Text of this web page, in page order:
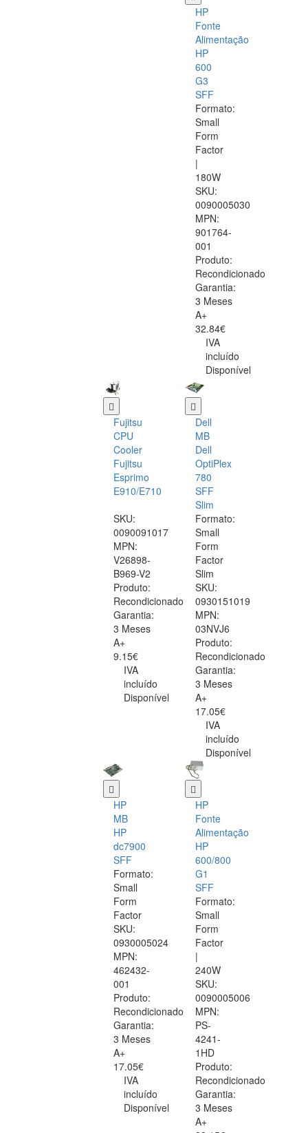
HP
Fonte
Alimentação
HP
600
G3
SFF
Formato:
Small
Form
Factor
|
180W
SKU:
0090005030
MPN:
901764-
001
Produto:
Recondicionado
Garantia:
3 Meses
A+
32.84€
IVA
incluído
Disponível
Fujitsu
CPU
Cooler
Fujitsu
Esprimo
E910/E710
SKU:
0090091017
MPN:
V26898-
B969-V2
Produto:
Recondicionado
Garantia:
3 Meses
A+
9.15€
IVA
incluído
Disponível
Dell
MB
Dell
OptiPlex
780
SFF
Slim
Formato:
Small
Form
Factor
Slim
SKU:
0930151019
MPN:
03NVJ6
Produto:
Recondicionado
Garantia:
3 Meses
A+
17.05€
IVA
incluído
Disponível
HP
MB
HP
dc7900
SFF
Formato:
Small
Form
Factor
SKU:
0930005024
MPN:
462432-
001
Produto:
Recondicionado
Garantia:
3 Meses
A+
17.05€
IVA
incluído
Disponível
HP
Fonte
Alimentação
HP
600/800
G1
SFF
Formato:
Small
Form
Factor
|
240W
SKU:
0090005006
MPN:
PS-
4241-
1HD
Produto:
Recondicionado
Garantia:
3 Meses
A+